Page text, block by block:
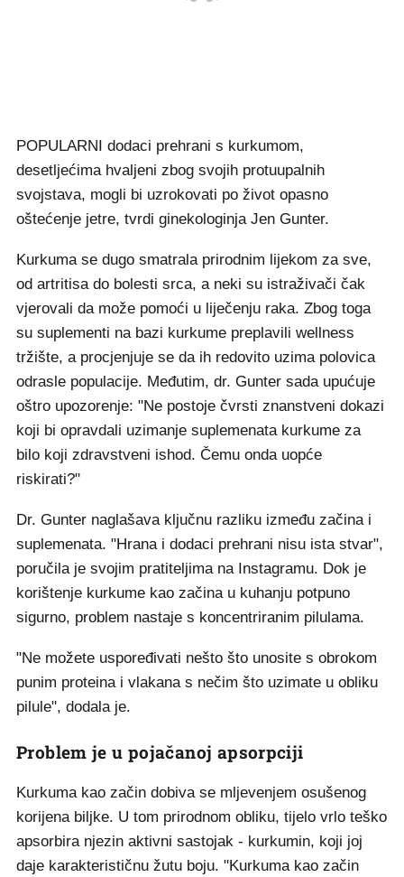
POPULARNI dodaci prehrani s kurkumom,
desetljećima hvaljeni zbog svojih protuupalnih
svojstava, mogli bi uzrokovati po život opasno
oštećenje jetre, tvrdi ginekologinja Jen Gunter.
Kurkuma se dugo smatrala prirodnim lijekom za sve,
od artritisa do bolesti srca, a neki su istraživači čak
vjerovali da može pomoći u liječenju raka. Zbog toga
su suplementi na bazi kurkume preplavili wellness
tržište, a procjenjuje se da ih redovito uzima polovica
odrasle populacije. Međutim, dr. Gunter sada upućuje
oštro upozorenje: "Ne postoje čvrsti znanstveni dokazi
koji bi opravdali uzimanje suplemenata kurkume za
bilo koji zdravstveni ishod. Čemu onda uopće
riskirati?"
Dr. Gunter naglašava ključnu razliku između začina i
suplemenata. "Hrana i dodaci prehrani nisu ista stvar",
poručila je svojim pratiteljima na Instagramu. Dok je
korištenje kurkume kao začina u kuhanju potpuno
sigurno, problem nastaje s koncentriranim pilulama.
"Ne možete uspoređivati nešto što unosite s obrokom
punim proteina i vlakana s nečim što uzimate u obliku
pilule", dodala je.
Problem je u pojačanoj apsorpciji
Kurkuma kao začin dobiva se mljevenjem osušenog
korijena biljke. U tom prirodnom obliku, tijelo vrlo teško
apsorbira njezin aktivni sastojak - kurkumin, koji joj
daje karakterističnu žutu boju. "Kurkuma kao začin